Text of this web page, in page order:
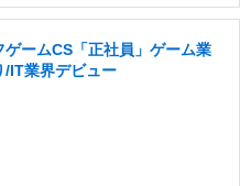
ームCS「正社員」ゲーム業
/IT業界デビュー